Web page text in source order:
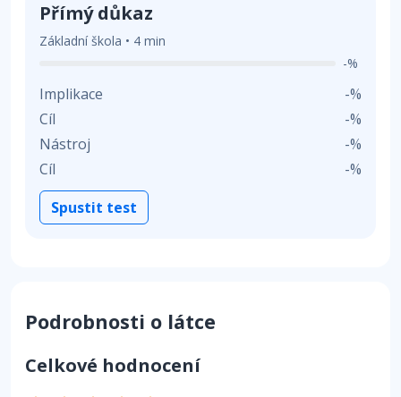
Přímý důkaz
Základní škola • 4 min
-%
Implikace
-%
Cíl
-%
Nástroj
-%
Cíl
-%
Spustit test
Podrobnosti o látce
Celkové hodnocení